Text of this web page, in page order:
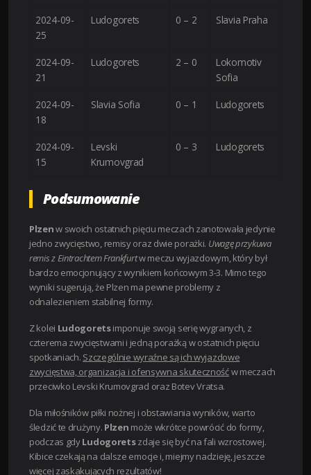
2024-09-
25
Ludogorets 0 – 2 Slavia Praha
2024-09-
21
Ludogorets 2 – 0
Lokomotiv
Sofia
2024-09-
18
Slavia Sofia 0 – 1 Ludogorets
2024-09-
15
Levski
Krumovgrad
0 – 3 Ludogorets
Podsumowanie
Plzenw swoich ostatnich pięciu meczach zanotowała jedynie
jedno zwycięstwo, remisy oraz dwie porażki. Uwagę przykuwa
remis z Eintrachtem Frankfurtw meczu wyjazdowym, który był
bardzo emocjonujący z wynikiem końcowym 3-3. Mimo tego
wyniki sugerują, że Plzen ma pewne problemy z
odnalezieniem stabilnej formy.
Z kolei Ludogoretsimponuje swoją serię wygranych, z
czterema zwycięstwami i jedną porażką w ostatnich pięciu
spotkaniach. Szczególnie wyraźne są ich wyjazdowe
zwycięstwa, organizacja i ofensywna skutecznośćw meczach
przeciwko Levski Krumovgrad oraz Botev Vratsa.
Dla miłośników piłki nożnej i obstawiania wyników, warto
śledzić te drużyny. Plzen może wkrótce powrócić do formy,
podczas gdyLudogoretszdaje się być na fali wzrostowej.
Kibice czekają na dalsze emocje i, miejmy nadzieję, jeszcze
więcej zaskakujących rezultatów!